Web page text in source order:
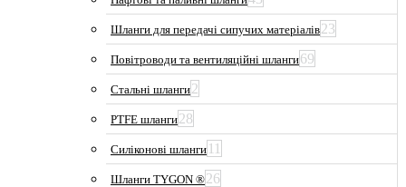
Шланги для передачі сипучих матеріалів23
Повітроводи та вентиляційні шланги69
Стальні шланги2
PTFE шланги28
Силіконові шланги 11
Шланги TYGON ®26